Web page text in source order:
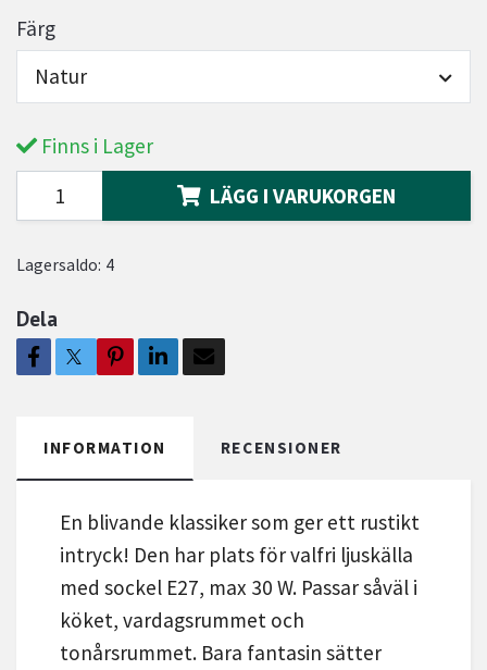
Färg
Natur
Finns i Lager
LÄGG I VARUKORGEN
Lagersaldo: 4
Dela
INFORMATION RECENSIONER
En blivande klassiker som ger ett rustikt
intryck! Den har plats för valfri ljuskälla
med sockel E27, max 30 W. Passar såväl i
köket, vardagsrummet och
tonårsrummet. Bara fantasin sätter